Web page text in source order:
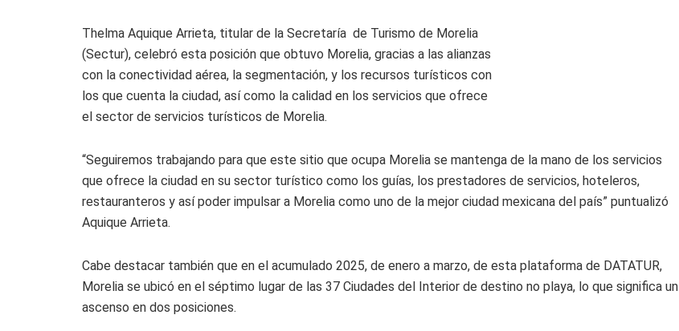
Thelma Aquique Arrieta, titular de la Secretaría de Turismo de Morelia
(Sectur), celebró esta posición que obtuvo Morelia, gracias a las alianzas
con la conectividad aérea, la segmentación, y los recursos turísticos con
los que cuenta la ciudad, así como la calidad en los servicios que ofrece
el sector de servicios turísticos de Morelia.
“Seguiremos trabajando para que este sitio que ocupa Morelia se mantenga de la mano de los servicios
que ofrece la ciudad en su sector turístico como los guías, los prestadores de servicios, hoteleros,
restauranteros y así poder impulsar a Morelia como uno de la mejor ciudad mexicana del país” puntualizó
Aquique Arrieta.
Cabe destacar también que en el acumulado 2025, de enero a marzo, de esta plataforma de DATATUR,
Morelia se ubicó en el séptimo lugar de las 37 Ciudades del Interior de destino no playa, lo que significa un
ascenso en dos posiciones.